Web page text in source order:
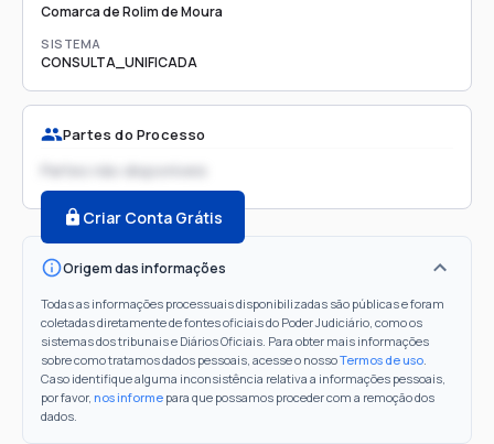
Comarca de Rolim de Moura
SISTEMA
CONSULTA_UNIFICADA
Partes do Processo
Partes não disponíveis
Criar Conta Grátis
Origem das informações
Todas as informações processuais disponibilizadas são públicas e foram
coletadas diretamente de fontes oficiais do Poder Judiciário, como os
sistemas dos tribunais e Diários Oficiais. Para obter mais informações
sobre como tratamos dados pessoais, acesse o nossoTermos de uso.
Caso identifique alguma inconsistência relativa a informações pessoais,
por favor, nos informe para que possamos proceder com a remoção dos
dados.